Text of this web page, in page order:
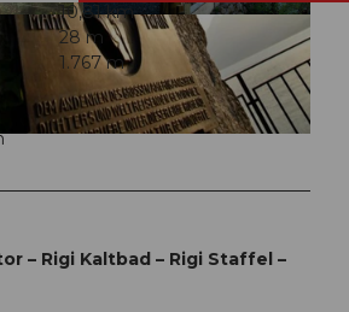
AG
© Alexandra Röösli, RIGI BAHNEN AG |
CC-BY
10,81 km
28 m
1.767 m
– Rigi Kaltbad – Rigi Staffel –